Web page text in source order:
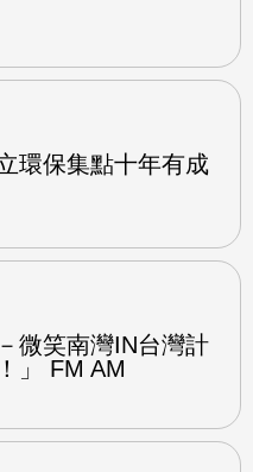
環保集點十年有成
微笑南灣IN台灣計
」 FM AM